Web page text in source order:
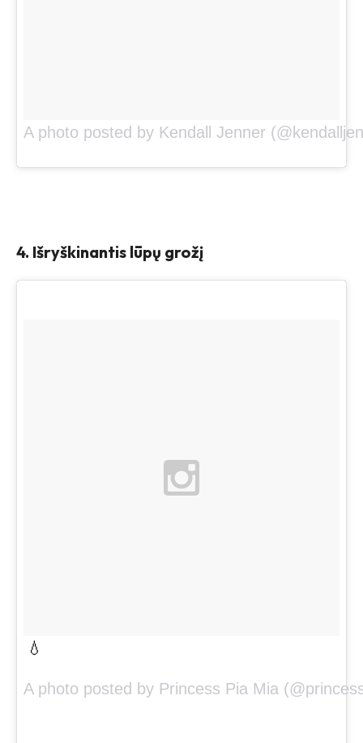
A photo posted by Kendall Jenner
4. Išryškinantis lūpų grožį
💧
A photo posted by Princess Pia Mia